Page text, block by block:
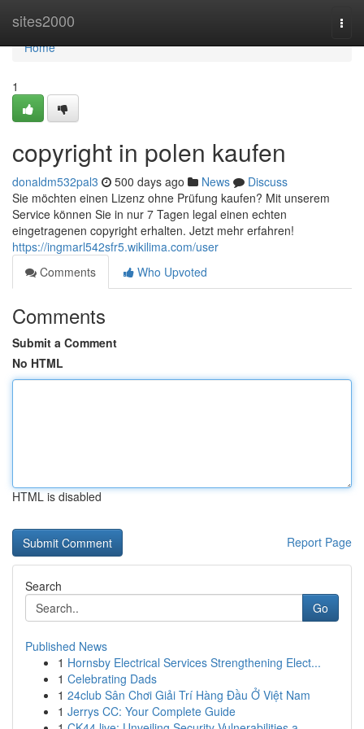
sites2000
Home
Home
1
copyright in polen kaufen
donaldm532pal3 500 days ago News
Discuss
Sie möchten einen Lizenz ohne Prüfung kaufen? Mit unserem
Service können Sie in nur 7 Tagen legal einen echten
eingetragenen copyright erhalten. Jetzt mehr erfahren!
https://ingmarl542sfr5.wikilima.com/user
Comments
Who Upvoted
Comments
Submit a Comment
No HTML
HTML is disabled
Report Page
Search
Go
Published News
1 Hornsby Electrical Services Strengthening Elect...
1 Celebrating Dads
1 24club Sân Chơi Giải Trí Hàng Đầu Ở Việt Nam
1 Jerrys CC: Your Complete Guide